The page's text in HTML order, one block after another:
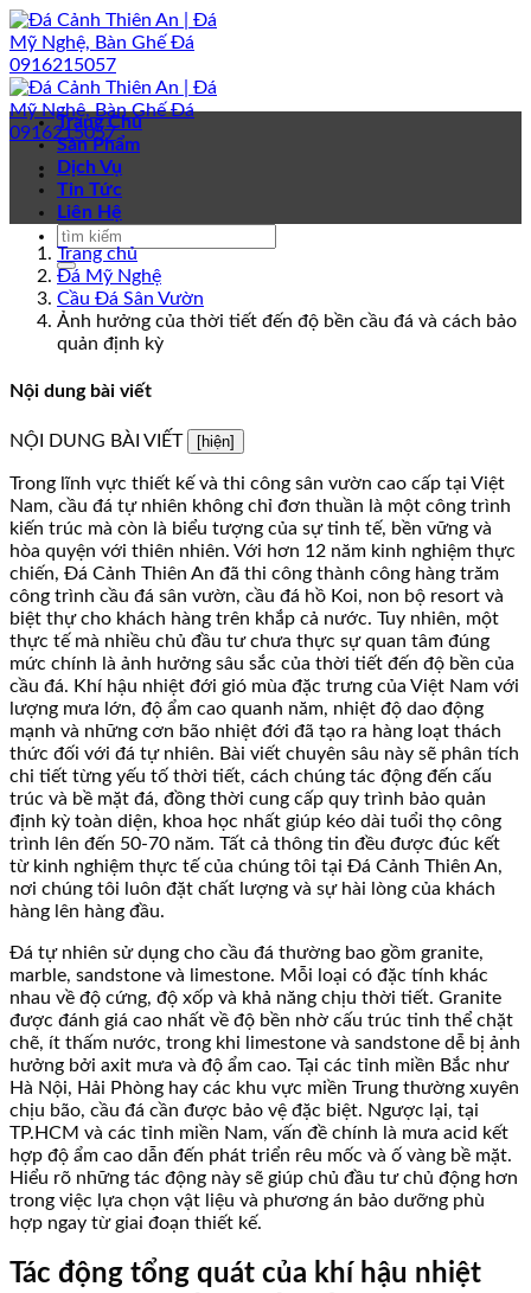
Bỏ
qua
nội
dung
Trang Chủ
Sản Phẩm
Dịch Vụ
Tin Tức
Liên Hệ
Trang chủ
Đá Mỹ Nghệ
Cầu Đá Sân Vườn
Ảnh hưởng của thời tiết đến độ bền cầu đá và cách bảo
quản định kỳ
Nội dung bài viết
NỘI DUNG BÀI VIẾT [hiện]
Trong lĩnh vực thiết kế và thi công sân vườn cao cấp tại Việt
Nam, cầu đá tự nhiên không chỉ đơn thuần là một công trình
kiến trúc mà còn là biểu tượng của sự tinh tế, bền vững và
hòa quyện với thiên nhiên. Với hơn 12 năm kinh nghiệm thực
chiến, Đá Cảnh Thiên An đã thi công thành công hàng trăm
công trình cầu đá sân vườn, cầu đá hồ Koi, non bộ resort và
biệt thự cho khách hàng trên khắp cả nước. Tuy nhiên, một
thực tế mà nhiều chủ đầu tư chưa thực sự quan tâm đúng
mức chính là ảnh hưởng sâu sắc của thời tiết đến độ bền của
cầu đá. Khí hậu nhiệt đới gió mùa đặc trưng của Việt Nam với
lượng mưa lớn, độ ẩm cao quanh năm, nhiệt độ dao động
mạnh và những cơn bão nhiệt đới đã tạo ra hàng loạt thách
thức đối với đá tự nhiên. Bài viết chuyên sâu này sẽ phân tích
chi tiết từng yếu tố thời tiết, cách chúng tác động đến cấu
trúc và bề mặt đá, đồng thời cung cấp quy trình bảo quản
định kỳ toàn diện, khoa học nhất giúp kéo dài tuổi thọ công
trình lên đến 50-70 năm. Tất cả thông tin đều được đúc kết
từ kinh nghiệm thực tế của chúng tôi tại Đá Cảnh Thiên An,
nơi chúng tôi luôn đặt chất lượng và sự hài lòng của khách
hàng lên hàng đầu.
Đá tự nhiên sử dụng cho cầu đá thường bao gồm granite,
marble, sandstone và limestone. Mỗi loại có đặc tính khác
nhau về độ cứng, độ xốp và khả năng chịu thời tiết. Granite
được đánh giá cao nhất về độ bền nhờ cấu trúc tinh thể chặt
chẽ, ít thấm nước, trong khi limestone và sandstone dễ bị ảnh
hưởng bởi axit mưa và độ ẩm cao. Tại các tỉnh miền Bắc như
Hà Nội, Hải Phòng hay các khu vực miền Trung thường xuyên
chịu bão, cầu đá cần được bảo vệ đặc biệt. Ngược lại, tại
TP.HCM và các tỉnh miền Nam, vấn đề chính là mưa acid kết
hợp độ ẩm cao dẫn đến phát triển rêu mốc và ố vàng bề mặt.
Hiểu rõ những tác động này sẽ giúp chủ đầu tư chủ động hơn
trong việc lựa chọn vật liệu và phương án bảo dưỡng phù
hợp ngay từ giai đoạn thiết kế.
Tác động tổng quát của khí hậu nhiệt